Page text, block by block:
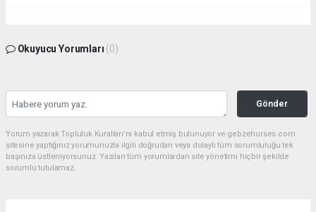
Okuyucu Yorumları (0)
Gönder
Yorum yazarak Topluluk Kuralları’nı kabul etmiş bulunuyor ve gebzehurses.com
sitesine yaptığınız yorumunuzla ilgili doğrudan veya dolaylı tüm sorumluluğu tek
başınıza üstleniyorsunuz. Yazılan tüm yorumlardan site yönetimi hiçbir şekilde
sorumlu tutulamaz.